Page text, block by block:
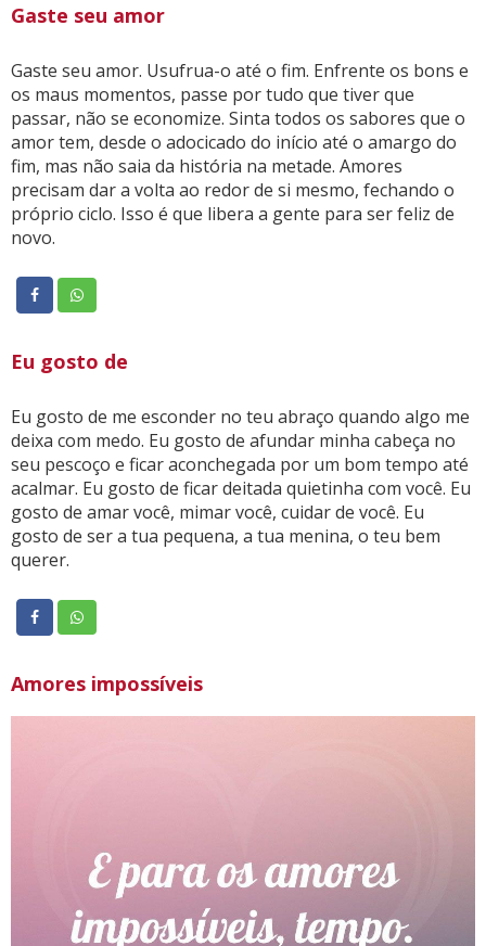
Gaste seu amor
Gaste seu amor. Usufrua-o até o fim. Enfrente os bons e
os maus momentos, passe por tudo que tiver que
passar, não se economize. Sinta todos os sabores que o
amor tem, desde o adocicado do início até o amargo do
fim, mas não saia da história na metade. Amores
precisam dar a volta ao redor de si mesmo, fechando o
próprio ciclo. Isso é que libera a gente para ser feliz de
novo.
Eu gosto de
Eu gosto de me esconder no teu abraço quando algo me
deixa com medo. Eu gosto de afundar minha cabeça no
seu pescoço e ficar aconchegada por um bom tempo até
acalmar. Eu gosto de ficar deitada quietinha com você. Eu
gosto de amar você, mimar você, cuidar de você. Eu
gosto de ser a tua pequena, a tua menina, o teu bem
querer.
Amores impossíveis